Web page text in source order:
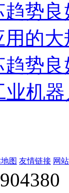
势
的
势
业机
图 友情链接 网